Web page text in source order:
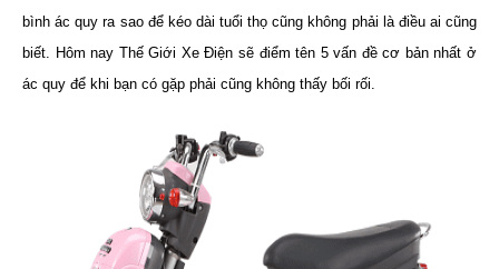
bình ác quy ra sao để kéo dài tuổi thọ cũng không phải là điều ai cũng
biết. Hôm nay Thế Giới Xe Điện sẽ điểm tên 5 vấn đề cơ bản nhất ở
ác quy để khi bạn có gặp phải cũng không thấy bối rối.